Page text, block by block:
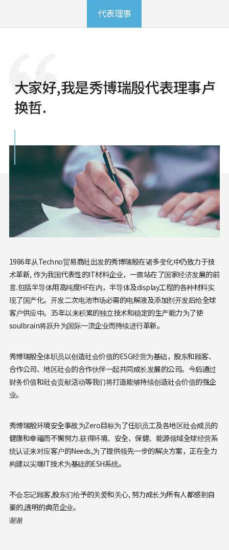
代表理事
大家好,我是秀博瑞殷代表理事卢
换哲.
1986年从Techno贸易商社出发的秀博瑞殷在诸多变化中仍致力于技
术革新, 作为我国代表性的IT材料企业，一直站在了国家经济发展的前
言.包括半导体用高纯度HF在内，半导体及display工程的各种材料实
现了国产化。开发二次电池市场必需的电解液及添加剂开发后给全球
客户供应中。35年以来积累的独立技术和稳定的生产能力为了使
soulbrain将跃升为国际一流企业而持续进行革新。
秀博瑞殷全体职员以创造社会价值的ESG经营为基础，股东和顾客、
合作公司、地区社会的合作伙伴一起共同成长发展的公司。今后通过
财务价值和社会贡献活动等我们将打造能够持续创造社会价值的强企
业。
秀博瑞殷环境安全事故为Zero目标为了任职员工及各地区社会成员的
健康和幸福而不懈努力.获得环境、安全、保健、能源领域全球经营系
统认证来对应客户的Needs,为了提供领先一步的解决方案，正在全力
构建以尖端IT技术为基础的ESH系统。
不会忘记顾客,股东们给予的关爱和关心, 努力成长为所有人都感到自
豪的,透明的典范企业。
谢谢